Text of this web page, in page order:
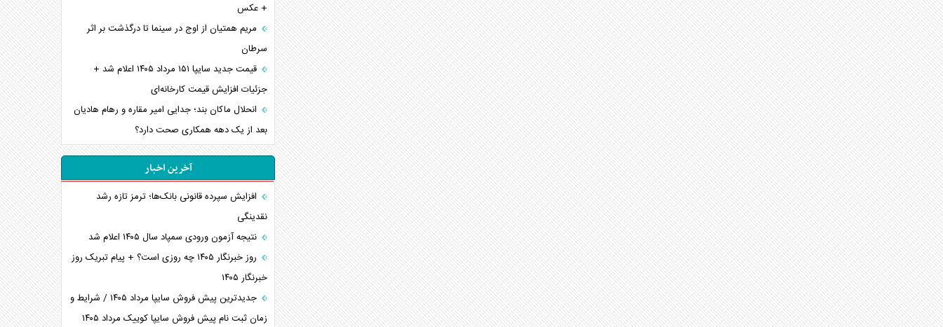
+ عکس
مریم همتیان از اوج در سینما تا درگذشت بر اثر
سرطان
قیمت جدید سایپا ۱۵۱ مرداد ۱۴۰۵ اعلام شد +
جزئیات افزایش قیمت کارخانه‌ای
انحلال ماکان بند؛ جدایی امیر مقاره و رهام هادیان
بعد از یک دهه همکاری صحت دارد؟
آخرین اخبار
افزایش سپرده قانونی بانک‌ها؛ ترمز تازه رشد
نقدینگی
نتیجه آزمون ورودی سمپاد سال ۱۴۰۵ اعلام شد
روز خبرنگار ۱۴۰۵ چه روزی است؟ + پیام تبریک روز
خبرنگار ۱۴۰۵
جدیدترین پیش فروش سایپا مرداد ۱۴۰۵ / شرایط و
زمان ثبت نام پیش فروش سایپا کوییک مرداد ۱۴۰۵